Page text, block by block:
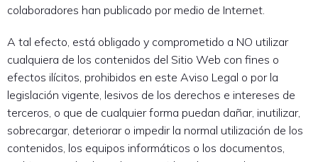
colaboradores han publicado por medio de Internet.
A tal efecto, está obligado y comprometido a NO utilizar
cualquiera de los contenidos del Sitio Web con fines o
efectos ilícitos, prohibidos en este Aviso Legal o por la
legislación vigente, lesivos de los derechos e intereses de
terceros, o que de cualquier forma puedan dañar, inutilizar,
sobrecargar, deteriorar o impedir la normal utilización de los
contenidos, los equipos informáticos o los documentos,